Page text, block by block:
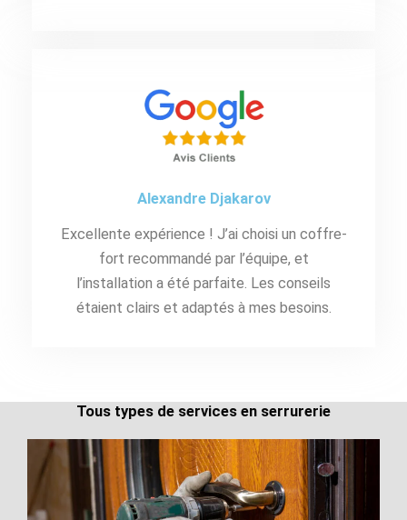
Alexandre Djakarov
Excellente expérience ! J’ai choisi un coffre-
fort recommandé par l’équipe, et
l’installation a été parfaite. Les conseils
étaient clairs et adaptés à mes besoins.
Tous types de services en serrurerie